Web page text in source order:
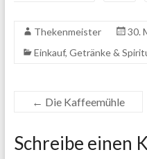
Thekenmeister
30.
Einkauf, Getränke &
← Die Kaffeemühle
Schreibe einen